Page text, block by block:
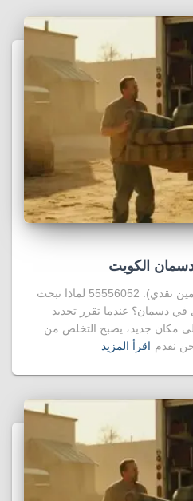
الكويت
📞 للتواصل الفوري (أعلى تثمين نقدي): 55556052 لماذا تبحث
دسمان؟ عندما تقرر تجديد
مكان جديد، يصبح التخلص من
نقدم اقرأ المزيد